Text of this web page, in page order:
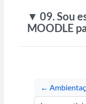
▼ 09. Sou
MOODLE
←